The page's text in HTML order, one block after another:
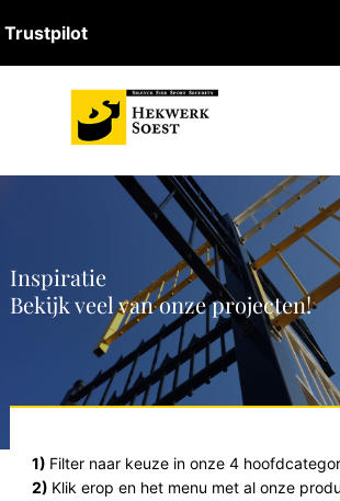
Trustpilot
Inspiratie
Bekijk veel van onze projecten!
1) Filter naar keuze in onze 4
2) Klik erop en het menu met al onze